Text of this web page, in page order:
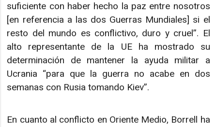
suficiente con haber hecho la paz entre nosotros
[en referencia a las dos Guerras Mundiales] si el
resto del mundo es conflictivo, duro y cruel”. El
alto representante de la UE ha mostrado su
determinación de mantener la ayuda militar a
Ucrania “para que la guerra no acabe en dos
semanas con Rusia tomando Kiev”.
En cuanto al conflicto en Oriente Medio, Borrell ha